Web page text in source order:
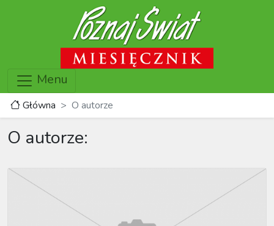
Menu
Główna O autorze
O autorze: